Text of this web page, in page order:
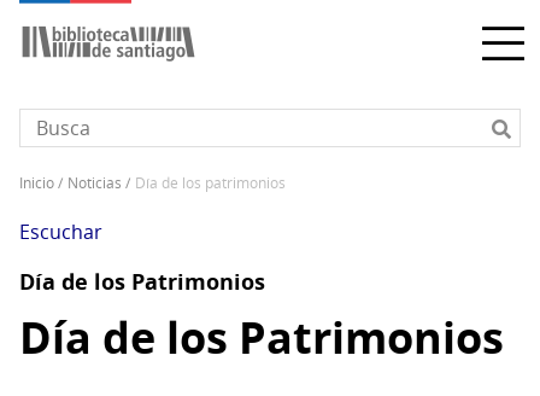
principal
enlaces
de
ayuda
a
la
inicio noticias día de los patrimonios
Escuchar
Día de los Patrimonios
Día de los Patrimonios